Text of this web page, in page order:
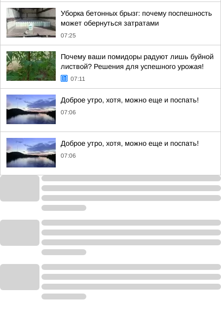
Уборка бетонных брызг: почему поспешность
может обернуться затратами
07:25
Почему ваши помидоры радуют лишь буйной
листвой? Решения для успешного урожая!
07:11
Доброе утро, хотя, можно еще и поспать!
07:06
Доброе утро, хотя, можно еще и поспать!
07:06